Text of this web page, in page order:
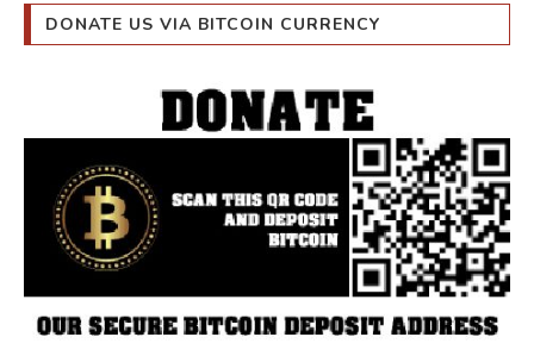
DONATE US VIA BITCOIN CURRENCY